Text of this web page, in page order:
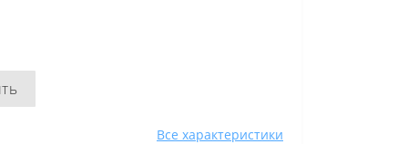
Все характеристики